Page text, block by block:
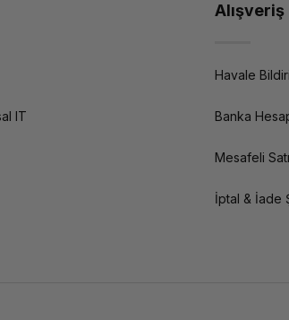
IT
Alışveriş
Havale
Banka
Mesafeli
İptal & İade